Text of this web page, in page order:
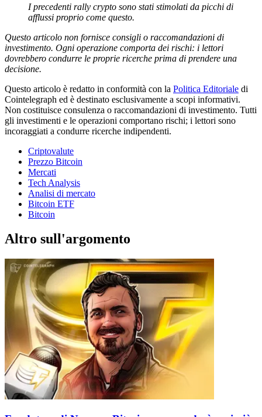
I precedenti rally crypto sono stati stimolati da picchi di
afflussi proprio come questo.
Questo articolo non fornisce consigli o raccomandazioni di
investimento. Ogni operazione comporta dei rischi: i lettori
dovrebbero condurre le proprie ricerche prima di prendere una
decisione.
Questo articolo è redatto in conformità con la Politica Editoriale di
Cointelegraph ed è destinato esclusivamente a scopi informativi.
Non costituisce consulenza o raccomandazioni di investimento. Tutti
gli investimenti e le operazioni comportano rischi; i lettori sono
incoraggiati a condurre ricerche indipendenti.
Criptovalute
Prezzo Bitcoin
Mercati
Tech Analysis
Analisi di mercato
Bitcoin ETF
Bitcoin
Altro sull'argomento